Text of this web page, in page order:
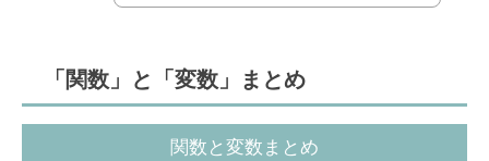
「関数」と「変数」まとめ
関数と変数まとめ